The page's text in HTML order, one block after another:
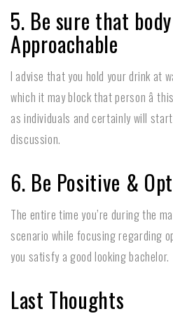
5. Be sure that
Approachable
I advise that you hold your drink at
which it may block that person â
as individuals and certainly will
discussion.
6. Be Positive &
The entire time you’re during the
scenario while focusing regarding
you satisfy a good looking bachelor.
Last Thoughts